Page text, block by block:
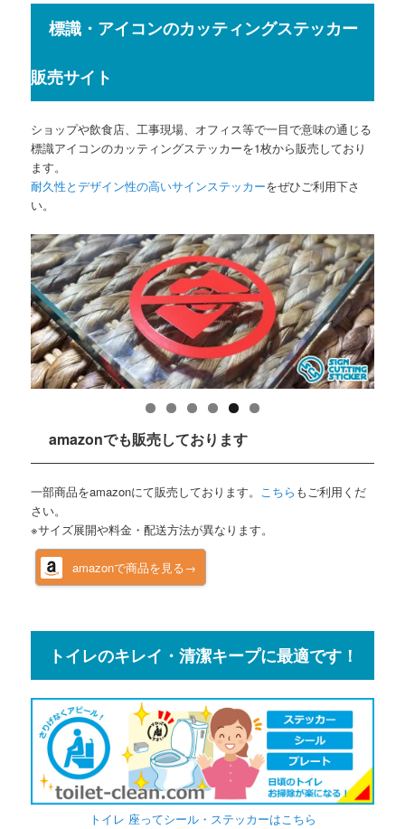
標識・アイコンのカッティングステッカー
販売サイト
ショップや飲食店、工事現場、オフィス等で一目で意味の通じる
標識アイコンのカッティングステッカーを1枚から販売しており
ます。
耐久性とデザイン性の高いサインステッカーをぜひご利用下さ
い。
amazonでも販売しております
一部商品をamazonにて販売しております。 こちら もご利用くだ
さい。
※サイズ展開や料金・配送方法が異なります。
amazonで商品を見る→
トイレのキレイ・清潔キープに最適です！
トイレ 座ってシール・ステッカーはこちら